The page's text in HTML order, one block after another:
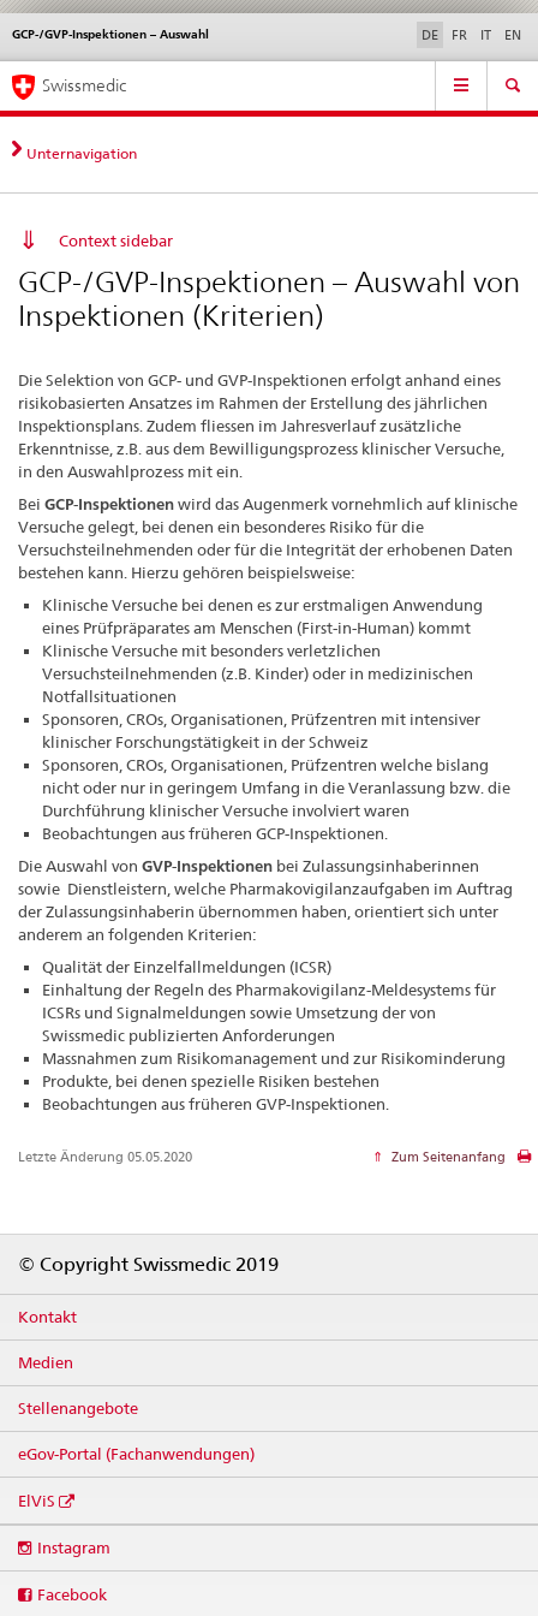
Direktnavigation
News,
Rechtsgrundlagen,
Kontakt
News & Updates Kontakt | Support & Hilfe
GCP-/GVP-Inspektionen – Auswahl
Sprachwahl DE FR IT EN
Service
Hauptnavigation
Swissmedic
Unternavigation
Context sidebar
GCP-/GVP-Inspektionen – Auswahl von
Inspektionen (Kriterien)
Die Selektion von GCP- und GVP-Inspektionen erfolgt anhand eines
risikobasierten Ansatzes im Rahmen der Erstellung des jährlichen
Inspektionsplans. Zudem fliessen im Jahresverlauf zusätzliche
Erkenntnisse, z.B. aus dem Bewilligungsprozess klinischer Versuche,
in den Auswahlprozess mit ein.
Bei GCP-Inspektionenwird das Augenmerk vornehmlich auf klinische
Versuche gelegt, bei denen ein besonderes Risiko für die
Versuchsteilnehmenden oder für die Integrität der erhobenen Daten
bestehen kann. Hierzu gehören beispielsweise:
Klinische Versuche bei denen es zur erstmaligen Anwendung
eines Prüfpräparates am Menschen (First-in-Human) kommt
Klinische Versuche mit besonders verletzlichen
Versuchsteilnehmenden (z.B. Kinder) oder in medizinischen
Notfallsituationen
Sponsoren, CROs, Organisationen, Prüfzentren mit intensiver
klinischer Forschungstätigkeit in der Schweiz
Sponsoren, CROs, Organisationen, Prüfzentren welche bislang
nicht oder nur in geringem Umfang in die Veranlassung bzw. die
Durchführung klinischer Versuche involviert waren
Beobachtungen aus früheren GCP-Inspektionen.
Die Auswahl von GVP-Inspektionen bei Zulassungsinhaberinnen
sowie Dienstleistern, welche Pharmakovigilanzaufgaben im Auftrag
der Zulassungsinhaberin übernommen haben, orientiert sich unter
anderem an folgenden Kriterien:
Qualität der Einzelfallmeldungen (ICSR)
Einhaltung der Regeln des Pharmakovigilanz-Meldesystems für
ICSRs und Signalmeldungen sowie Umsetzung der von
Swissmedic publizierten Anforderungen
Massnahmen zum Risikomanagement und zur Risikominderung
Produkte, bei denen spezielle Risiken bestehen
Beobachtungen aus früheren GVP-Inspektionen.
Letzte Änderung 05.05.2020 Zum Seitenanfang
© Copyright Swissmedic 2019
Kontakt
Medien
Stellenangebote
eGov-Portal (Fachanwendungen)
ElViS
media
Instagram
Facebook